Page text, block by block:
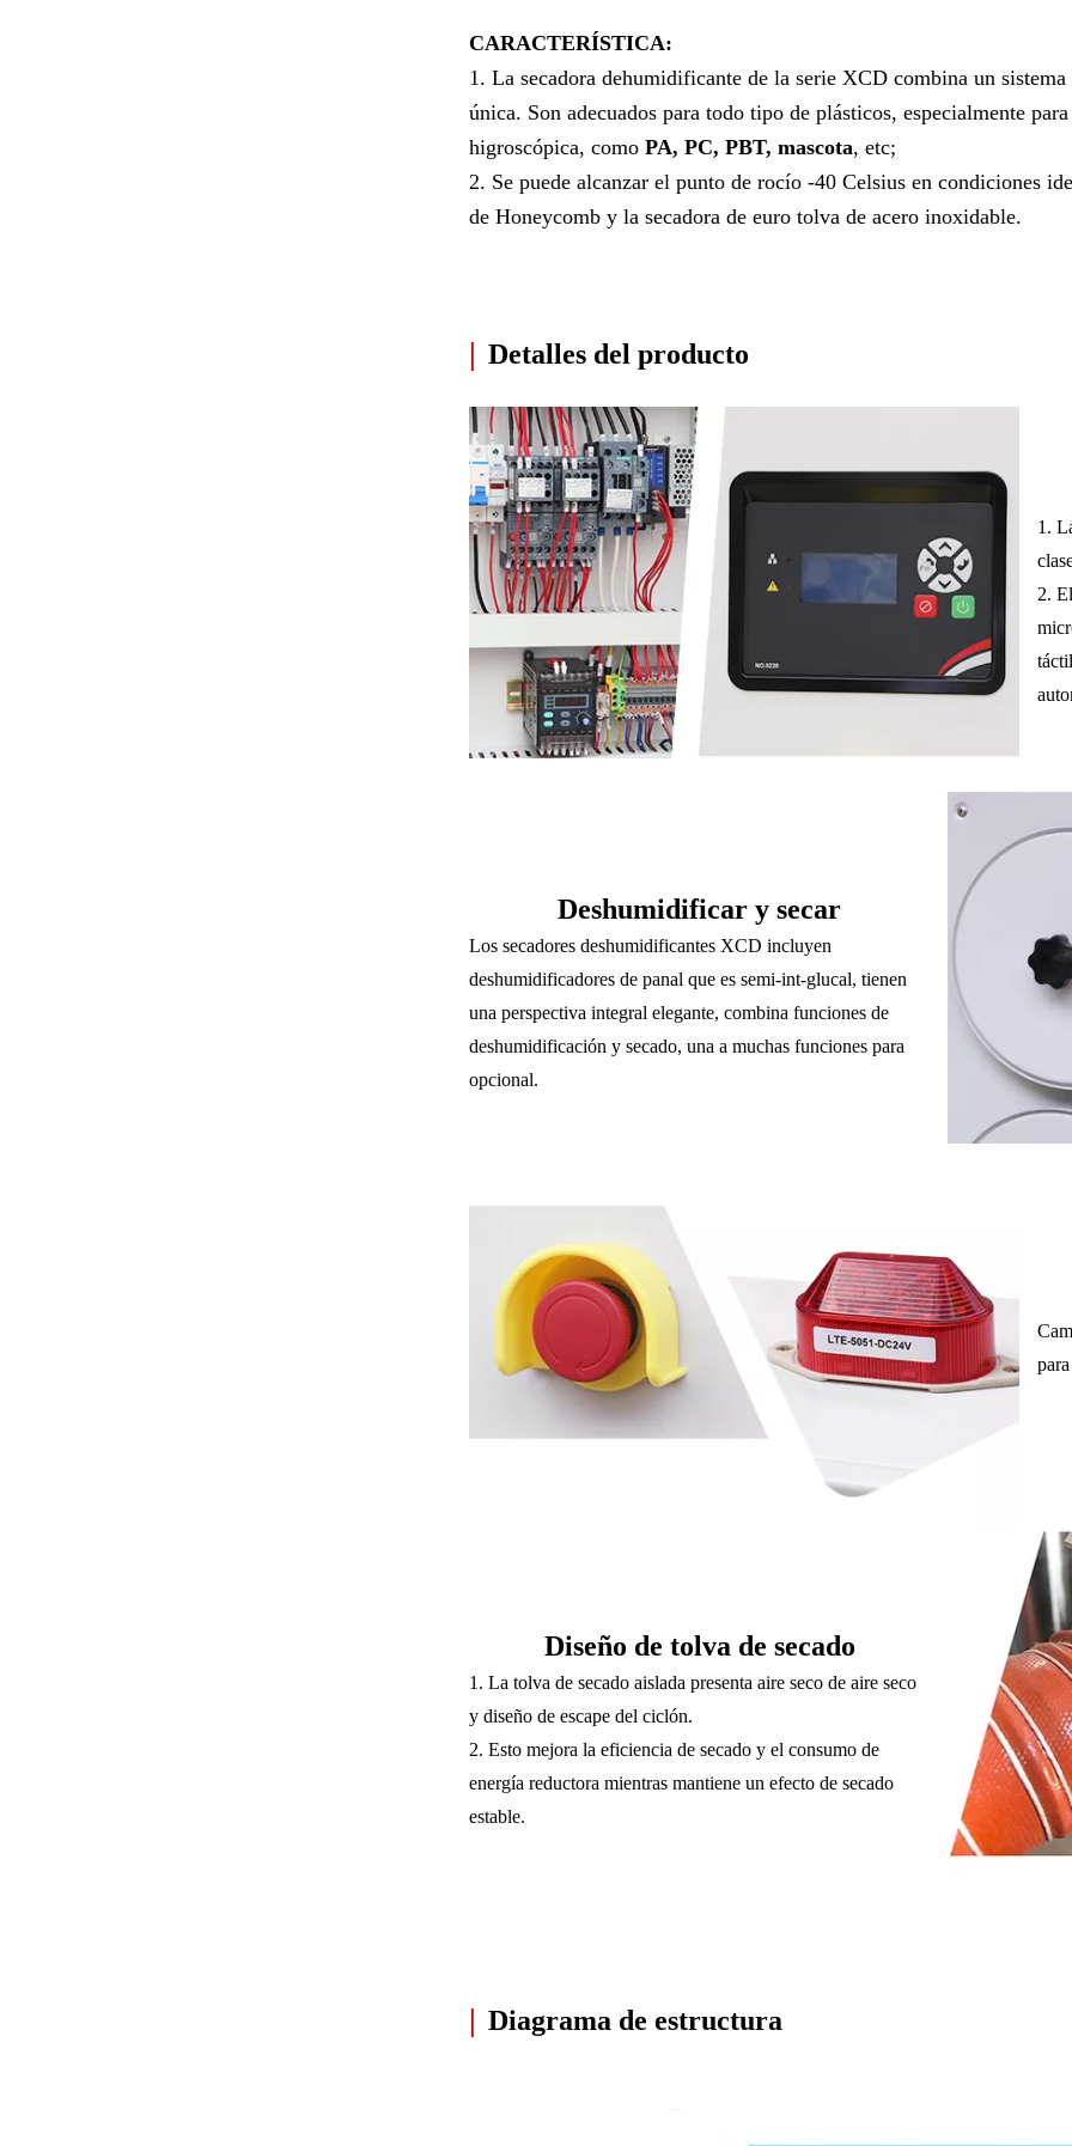
CARACTERÍSTICA:
1. La secadora dehumidificante de la serie XCD combina un
única. Son adecuados para todo tipo de plásticos, especialmente
higroscópica, como PA, PC, PBT, mascota, etc;
2. Se puede alcanzar el punto de rocío -40 Celsius en condiciones
de Honeycomb y la secadora de euro tolva de acero inoxidable.
| Detalles del producto
1.
2.
Deshumidificar y secar
Los secadores deshumidificantes XCD incluyen
deshumidificadores de panal que es semi-int-glucal, tienen
una perspectiva integral elegante, combina funciones de
deshumidificación y secado, una a muchas funciones para
opcional.
Diseño de tolva de secado
1. La tolva de secado aislada presenta aire seco de aire seco
y diseño de escape del ciclón.
2. Esto mejora la eficiencia de secado y el consumo de
energía reductora mientras mantiene un efecto de secado
estable.
| Diagrama de estructura